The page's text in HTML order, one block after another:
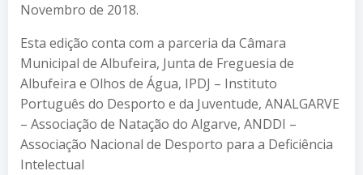
Novembro de 2018.
Esta edição conta com a parceria da Câmara
Municipal de Albufeira, Junta de Freguesia de
Albufeira e Olhos de Água, IPDJ – Instituto
Português do Desporto e da Juventude, ANALGARVE
– Associação de Natação do Algarve, ANDDI –
Associação Nacional de Desporto para a Deficiência
Intelectual